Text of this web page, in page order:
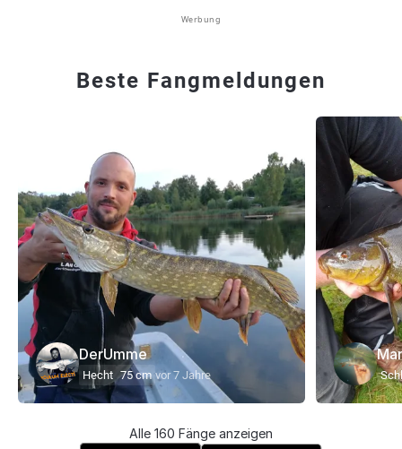
Werbung
Beste Fangmeldungen
DerUmme
Hecht 75 cm vor 7 Jahre
Alle 160 Fänge anzeigen